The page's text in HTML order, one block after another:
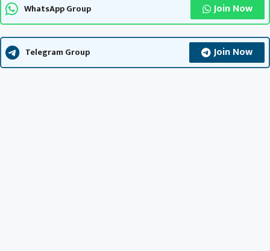
WhatsApp Group Join Now
Telegram Group Join Now